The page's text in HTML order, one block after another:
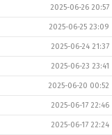
2025-06-26 20:57
2025-06-25 23:09
2025-06-24 21:37
2025-06-23 23:41
2025-06-20 00:52
2025-06-17 22:46
2025-06-17 22:24